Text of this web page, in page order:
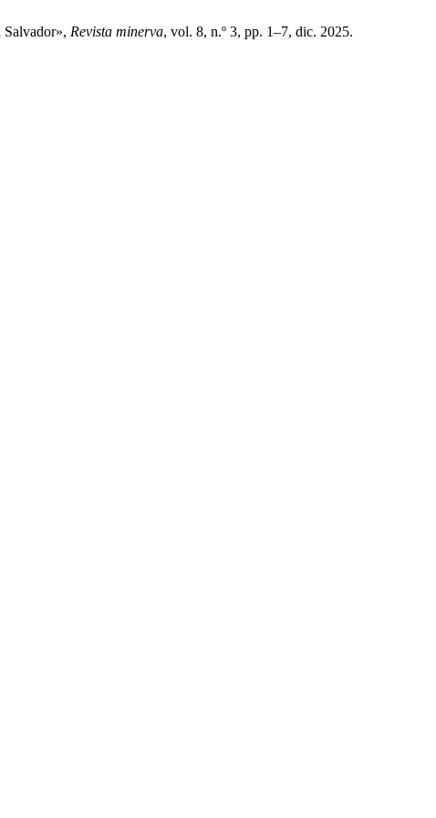
Revista minerva, vol. 8, n.º 3, pp. 1–7, dic. 2025.